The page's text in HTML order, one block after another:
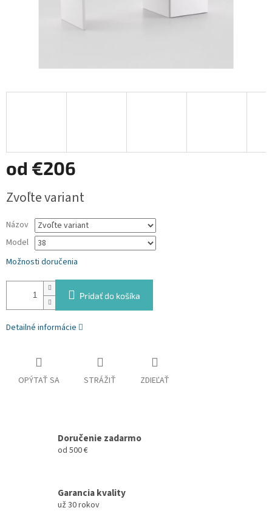
od €206
cena:
Zvoľte variant
Názov
Model
Možnosti doručenia
Pridať do košíka
Detailné informácie
OPÝTAŤ SA STRÁŽIŤ ZDIEĽAŤ
Doručenie zadarmo
od 500 €
Garancia kvality
už 30 rokov